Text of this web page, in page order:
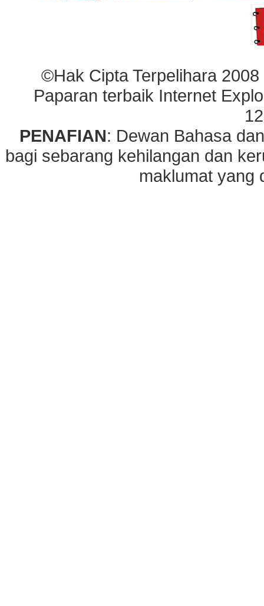
©Hak Cipta Terpelihara
Paparan terbaik Internet
PENAFIAN: Dewan Bahasa
bagi sebarang kehilangan dan
maklumat yang